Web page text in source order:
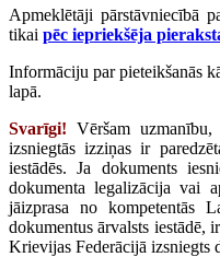
Apmeklētāji pārstāvniecībā
tikai pēc iepriekšēja
Informāciju par pieteikšanās
lapā.
Svarīgi! Vēršam
izsniegtās izziņas ir
iestādēs. Ja dokuments
dokumenta legalizācija vai
jāizprasa no kompetentās
dokumentus ārvalsts iestādē,
Krievijas Federācijā izsniegts